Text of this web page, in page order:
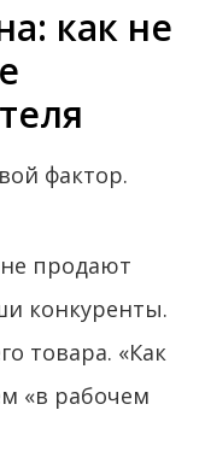
как не
фактор.
продают
конкуренты.
товара. «Как
«в рабочем